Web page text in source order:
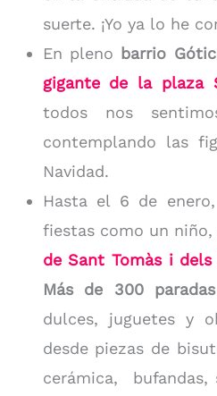
suerte. ¡Yo ya lo he
En pleno barrio
gigante de la plaza
todos nos
contemplando las
Navidad.
Hasta el 6 de
fiestas como un
de Sant Tomàs i
Más de 300 paradas
dulces, juguetes y
desde piezas de
cerámica,